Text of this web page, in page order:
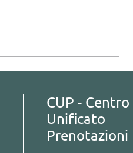
CUP - Centro
Unificato
Prenotazioni